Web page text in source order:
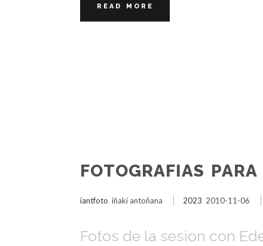
READ MORE
FOTOGRAFIAS
iantfoto iñaki antoñana 2023 2010-11-06
Fotos de la sesion con